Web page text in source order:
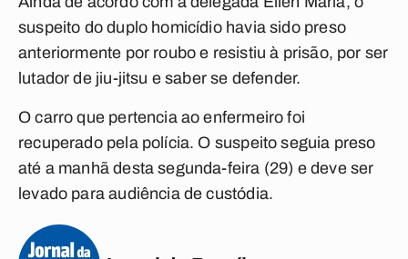
suspeito do duplo homicídio havia sido preso
anteriormente por roubo e resistiu à prisão, por ser
lutador de jiu-jitsu e saber se defender.
O carro que pertencia ao enfermeiro foi
recuperado pela polícia. O suspeito seguia preso
até a manhã desta segunda-feira (29) e deve ser
levado para audiência de custódia.